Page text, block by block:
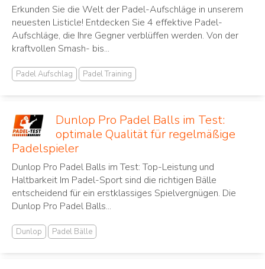
Erkunden Sie die Welt der Padel-Aufschläge in unserem
neuesten Listicle! Entdecken Sie 4 effektive Padel-
Aufschläge, die Ihre Gegner verblüffen werden. Von der
kraftvollen Smash- bis...
Padel Aufschlag Padel Training
Dunlop Pro Padel Balls im Test:
optimale Qualität für regelmäßige
Padelspieler
Dunlop Pro Padel Balls im Test: Top-Leistung und
Haltbarkeit Im Padel-Sport sind die richtigen Bälle
entscheidend für ein erstklassiges Spielvergnügen. Die
Dunlop Pro Padel Balls...
Dunlop Padel Bälle